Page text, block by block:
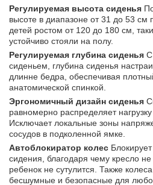
Регулируемая высота сиденья
высоте в диапазоне от 31 до 53 см
детей ростом от 120 до 180 см,
устойчиво стояли на полу.
Регулируемая глубина сиденья С
сиденьем, глубина сиденья
длинне бедра, обеспечивая
анатомической спинкой.
Эргономичный дизайн сиденья
равномерно распределяет
Исключает локальные зоны
сосудов в подколенной ямке.
Автоблокиратор колес
сидения, благодаря чему кресло не
ребенок не сутулится. Также
бесшумные и безопасные для